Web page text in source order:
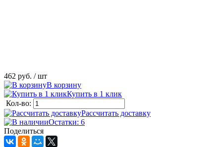
462 руб. / шт
В корзину
Купить в 1 клик
Кол-во:
Рассчитать доставку
Остатки: 6
Поделиться